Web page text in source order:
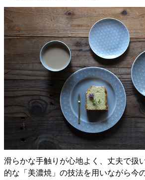
滑らかな手触りが心地よく、丈夫で扱
的な「美濃焼」の技法を用いながら今